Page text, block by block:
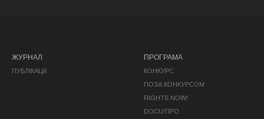
ЖУРНАЛ
ПУБЛІКАЦІЇ
ПРОГРАМА
КОНКУРС
ПОЗА КОНКУРСОМ
RIGHTS NOW!
DOCU/ПРО